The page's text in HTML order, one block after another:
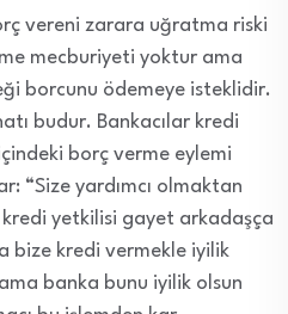
vereni zarara uğratma riski
mecburiyeti yoktur ama
borcunu ödemeye isteklidir.
budur. Bankacılar kredi
borç verme eylemi
“Size yardımcı olmaktan
yetkilisi gayet arkadaşça
bize kredi vermekle iyilik
banka bunu iyilik olsun